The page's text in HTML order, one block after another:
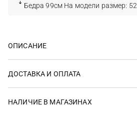
Бедра 99см На модели размер: 52
ОПИСАНИЕ
ДОСТАВКА И ОПЛАТА
НАЛИЧИЕ В МАГАЗИНАХ